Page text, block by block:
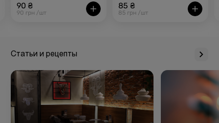
90 ₴
90 грн /шт
85 ₴
85 грн /шт
Статьи и рецепты